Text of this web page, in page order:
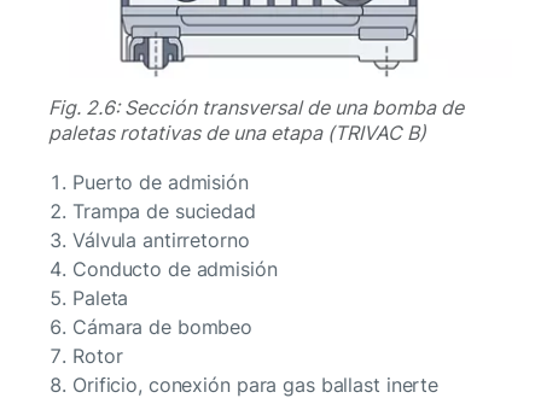
Fig. 2.6: Sección transversal de una bomba de
paletas rotativas de una etapa (TRIVAC B)
Puerto de admisión
Trampa de suciedad
Válvula antirretorno
Conducto de admisión
Paleta
Cámara de bombeo
Rotor
Orificio, conexión para gas ballast inerte